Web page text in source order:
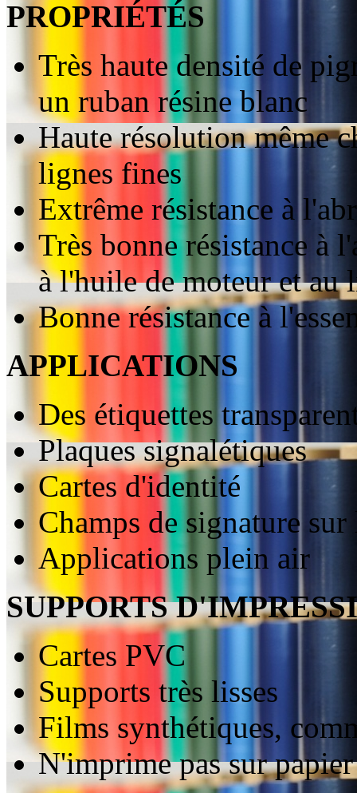
PROPRIÉTÉS
Très haute densité de
un ruban résine blanc
Haute résolution même
lignes fines
Extrême résistance à
Très bonne résistance à
à l'huile de moteur et au
Bonne résistance à
APPLICATIONS
Des étiquettes
Plaques signalétiques
Cartes d'identité
Champs de signature
Applications plein air
SUPPORTS
Cartes PVC
Supports très lisses
Films synthétiques,
N'imprime pas sur